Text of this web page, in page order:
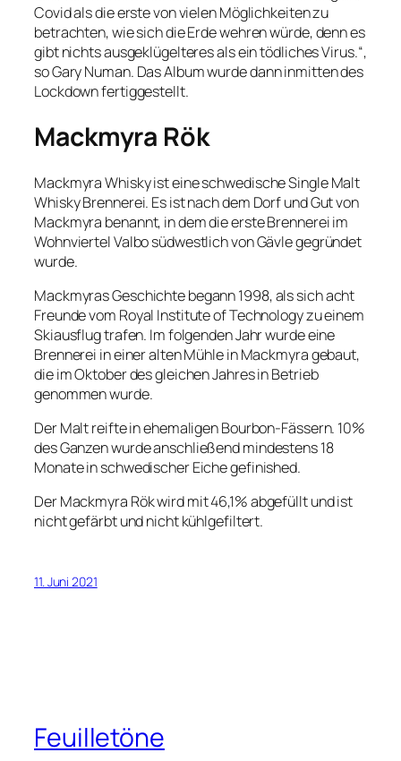
Covid als die erste von vielen Möglichkeiten zu
betrachten, wie sich die Erde wehren würde, denn es
gibt nichts ausgeklügelteres als ein tödliches Virus.“,
so Gary Numan. Das Album wurde dann inmitten des
Lockdown fertiggestellt.
Mackmyra Rök
Mackmyra Whisky ist eine schwedische Single Malt
Whisky Brennerei. Es ist nach dem Dorf und Gut von
Mackmyra benannt, in dem die erste Brennerei im
Wohnviertel Valbo südwestlich von Gävle gegründet
wurde.
Mackmyras Geschichte begann 1998, als sich acht
Freunde vom Royal Institute of Technology zu einem
Skiausflug trafen. Im folgenden Jahr wurde eine
Brennerei in einer alten Mühle in Mackmyra gebaut,
die im Oktober des gleichen Jahres in Betrieb
genommen wurde.
Der Malt reifte in ehemaligen Bourbon-Fässern. 10%
des Ganzen wurde anschließend mindestens 18
Monate in schwedischer Eiche gefinished.
Der Mackmyra Rök wird mit 46,1% abgefüllt und ist
nicht gefärbt und nicht kühlgefiltert.
11. Juni 2021
Feuilletöne